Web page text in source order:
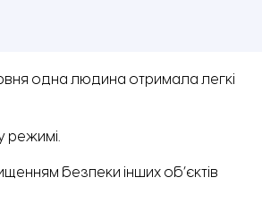
одна людина отримала легкі
режимі.
безпеки інших об’єктів